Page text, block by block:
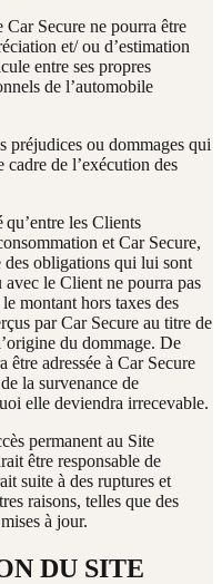
Secure ne pourra être
et/ ou d’estimation
entre ses propres
de l’automobile
préjudices ou dommages qui
de l’exécution des
qu’entre les Clients
et Car Secure,
des obligations qui lui sont
le Client ne pourra pas
montant hors taxes des
par Car Secure au titre de
du dommage. De
être adressée à Car Secure
la survenance de
elle deviendra irrecevable.
permanent au Site
être responsable de
suite à des ruptures et
raisons, telles que des
à jour.
DU SITE